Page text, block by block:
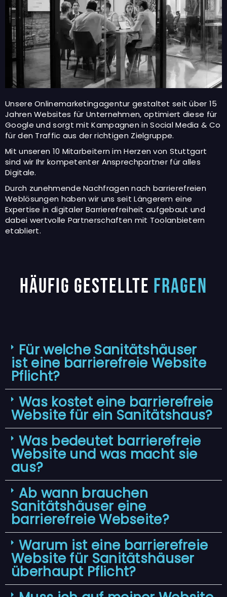
Unsere Onlinemarketingagentur gestaltet seit über 15
Jahren Websites für Unternehmen, optimiert diese für
Google und sorgt mit Kampagnen in Social Media & Co
für den Traffic aus der richtigen Zielgruppe.
Mit unseren 10 Mitarbeitern im Herzen von Stuttgart
sind wir Ihr kompetenter Ansprechpartner für alles
Digitale.
Durch zunehmende Nachfragen nach barrierefreien
Weblösungen haben wir uns seit Längerem eine
Expertise in digitaler Barrierefreiheit aufgebaut und
dabei wertvolle Partnerschaften mit Toolanbietern
etabliert.
Häufig gestellte Fragen
Für welche Sanitätshäuser
ist eine barrierefreie Website
Pflicht?
Was kostet eine barrierefreie
Website für ein Sanitätshaus?
Was bedeutet barrierefreie
Website und was macht sie
aus?
Ab wann brauchen
Sanitätshäuser eine
barrierefreie Webseite?
Warum ist eine barrierefreie
Website für Sanitätshäuser
überhaupt Pflicht?